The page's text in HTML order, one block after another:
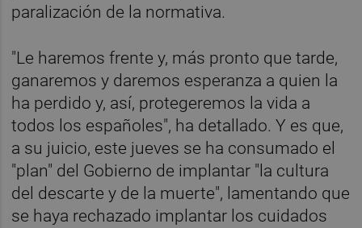
paralización de la normativa.
"Le haremos frente y, más pronto que tarde,
ganaremos y daremos esperanza a quien la
ha perdido y, así, protegeremos la vida a
todos los españoles", ha detallado. Y es que,
a su juicio, este jueves se ha consumado el
"plan" del Gobierno de implantar "la cultura
del descarte y de la muerte", lamentando que
se haya rechazado implantar los cuidados